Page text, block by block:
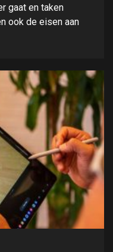
gaat en taken
ook de eisen aan